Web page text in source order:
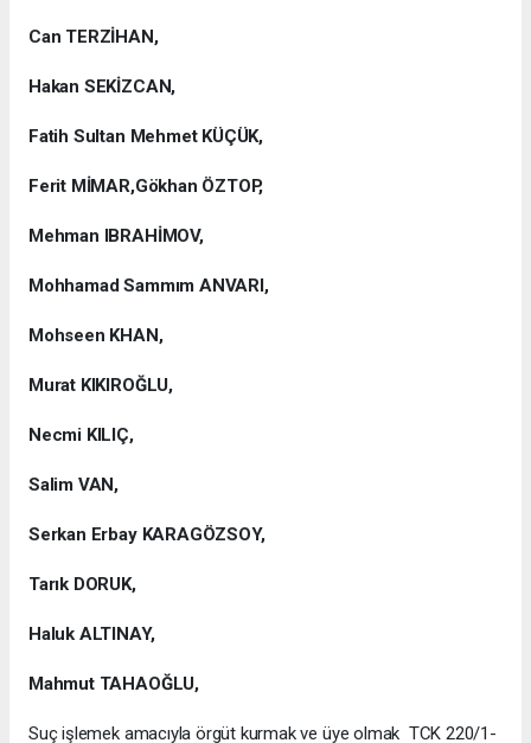
Can TERZİHAN,
Hakan SEKİZCAN,
Fatih Sultan Mehmet KÜÇÜK,
Ferit MİMAR,Gökhan ÖZTOP,
Mehman IBRAHİMOV,
Mohhamad Sammım ANVARI,
Mohseen KHAN,
Murat KIKIROĞLU,
Necmi KILIÇ,
Salim VAN,
Serkan Erbay KARAGÖZSOY,
Tarık DORUK,
Haluk ALTINAY,
Mahmut TAHAOĞLU,
Suç işlemek amacıyla örgüt kurmak ve üye olmak TCK 220/1-